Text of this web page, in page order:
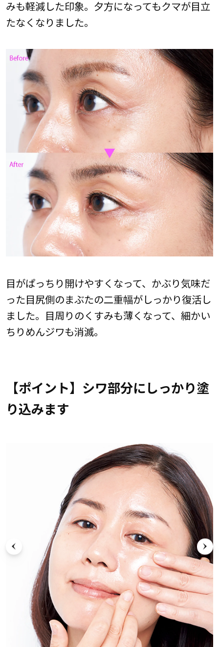
みも軽減した印象。夕方になってもクマが目立
たなくなりました。
目がぱっちり開けやすくなって、かぶり気味だ
った目尻側のまぶたの二重幅がしっかり復活し
ました。目周りのくすみも薄くなって、細かい
ちりめんジワも消滅。
【ポイント】シワ部分にしっかり塗
り込みます